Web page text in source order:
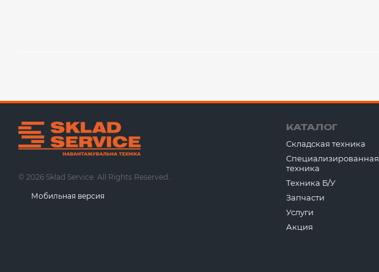
© 2026 Sklad Service. All Rights Reserved..
Мобильная версия
КАТАЛОГ
Складская техника
Специализированная
техника
Техника Б/У
Запчасти
Услуги
Акция